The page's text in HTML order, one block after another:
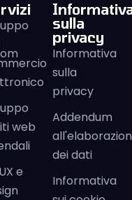
web
e
sulla
privacy
Informativa
sulla
privacy
Addendum
dei dati
Informativa